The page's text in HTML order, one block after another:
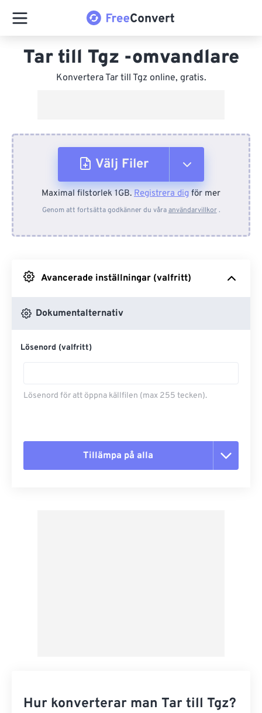
Tar till Tgz -omvandlare
Konvertera Tar till Tgz online, gratis.
Välj Filer
Från enhet
Från Google Drive
Maximal filstorlek 1GB. Registrera dig för mer
Genom att fortsätta godkänner du våraanvändarvillkor.
Avancerade inställningar (valfritt)
Dokumentalternativ
Lösenord (valfritt)
Lösenord för att öppna källfilen (max 255 tecken).
Tillämpa på alla
Hur konverterar man Tar till Tgz?